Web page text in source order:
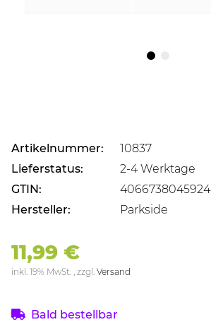
Artikelnummer:
10837
Lieferstatus:
2-4 Werktage
GTIN:
4066738045924
Hersteller:
Parkside
11,99 €
inkl. 19% MwSt. , zzgl. Versand
Bald bestellbar